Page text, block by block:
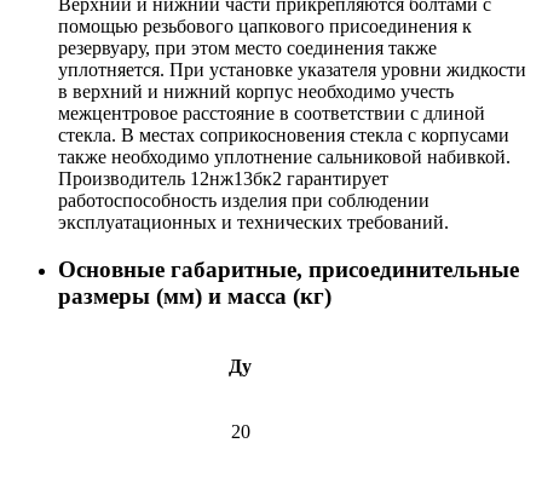
Верхний и нижний части прикрепляются болтами с
помощью резьбового цапкового присоединения к
резервуару, при этом место соединения также
уплотняется. При установке указателя уровни жидкости
в верхний и нижний корпус необходимо учесть
межцентровое расстояние в соответствии с длиной
стекла. В местах соприкосновения стекла с корпусами
также необходимо уплотнение сальниковой набивкой.
Производитель 12нж13бк2 гарантирует
работоспособность изделия при соблюдении
эксплуатационных и технических требований.
Основные габаритные, присоединительные
размеры (мм) и масса (кг)
Ду
20